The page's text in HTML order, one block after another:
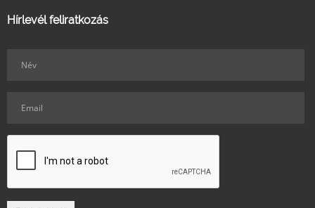
Hírlevél feliratkozás